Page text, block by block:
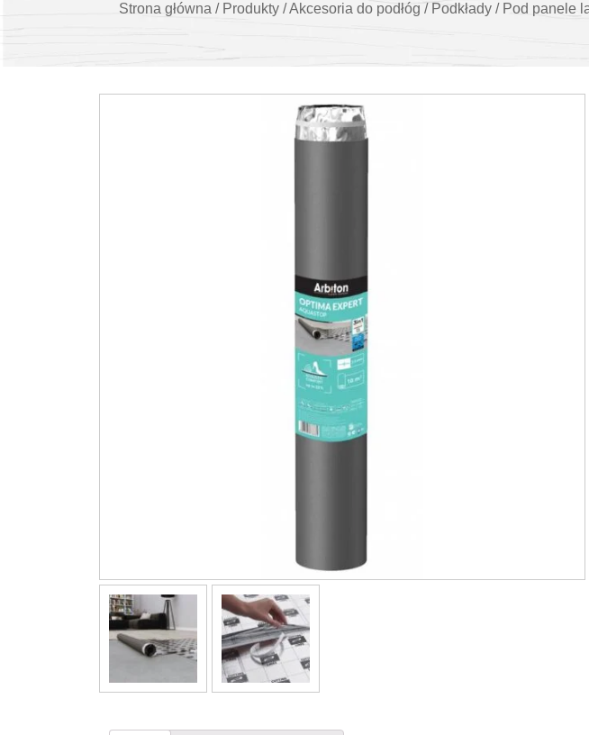
Strona główna / Produkty /Akcesoria do podłóg / Podkłady / Pod panele